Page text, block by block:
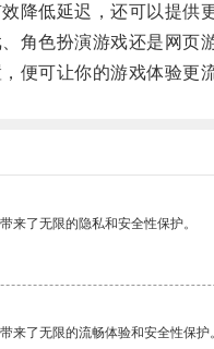
低延迟，还可以提供更
色扮演游戏还是网页游
可让你的游戏体验更流
来了无限的隐私和安全性保护。
来了无限的流畅体验和安全性保护。